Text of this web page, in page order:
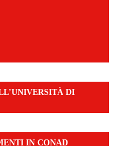
DI
IN CONAD